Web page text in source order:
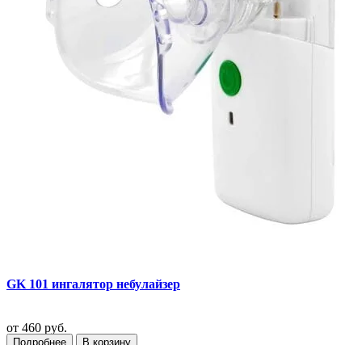
GK 101 ингалятор небулайзер
от 460 руб.
Подробнее В корзину